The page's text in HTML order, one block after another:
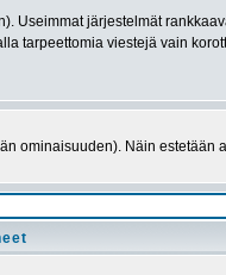
järjestelmät
tarpeettomia viestejä vain
ominaisuuden). Näin